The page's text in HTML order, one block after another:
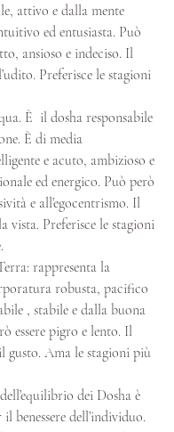
attivo e dalla mente
ed entusiasta. Può
ansioso e indeciso. Il
Preferisce le stagioni
È  il dosha responsabile
È di media
e acuto, ambizioso e
ed energico. Può però
e all’egocentrismo. Il
vista. Preferisce le stagioni
rappresenta la
robusta, pacifico
, stabile e dalla buona
essere pigro e lento. Il
gusto. Ama le stagioni più
dei Dosha è
benessere dell’individuo.